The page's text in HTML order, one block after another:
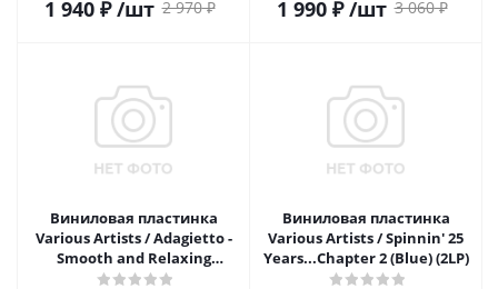
1 940₽ /шт 2 970₽ 1 990₽ /шт 3 060₽
Виниловая пластинка
Various Artists / Adagietto -
Smooth and Relaxing
Classical Music (Silver) (1LP)
Виниловая пластинка
Various Artists / Spinnin' 25
Years...Chapter 2 (Blue) (2LP)